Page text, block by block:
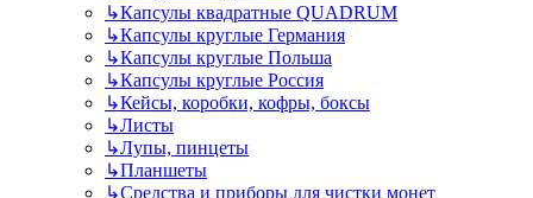
↳Капсулы квадратные QUADRUM
↳Капсулы круглые Германия
↳Капсулы круглые Польша
↳Капсулы круглые Россия
↳Кейсы, коробки, кофры, боксы
↳Листы
↳Лупы, пинцеты
↳Планшеты
↳Средства и приборы для чистки монет